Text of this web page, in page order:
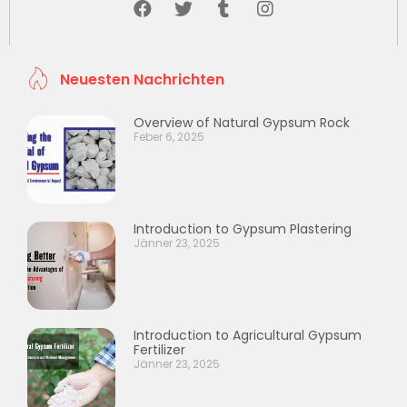
Neuesten Nachrichten
Overview of Natural Gypsum Rock
Feber 6, 2025
Introduction to Gypsum Plastering
Jänner 23, 2025
Introduction to Agricultural Gypsum
Fertilizer
Jänner 23, 2025